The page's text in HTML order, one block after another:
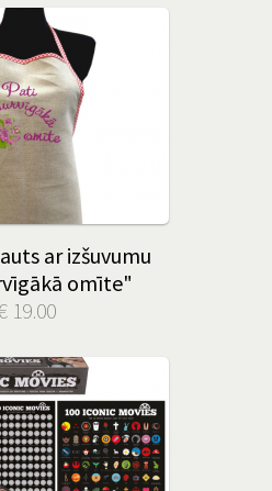
ar izšuvumu
omīte"
19.00